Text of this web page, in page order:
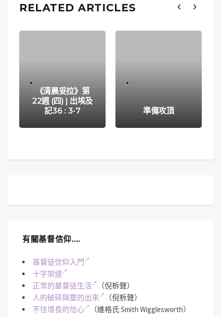
RELATED ARTICLES
《清晨妥拉》第
22週 (四) | 出埃及
記36 : 3-7
準備攻頂
有關基督信仰….
基督徒信仰入門
十字架道
正常的基督徒生活
（倪柝聲）
人的破碎與靈的出來
（倪柝聲）
不住增長的信心
（維格氏 Smith Wigglesworth）